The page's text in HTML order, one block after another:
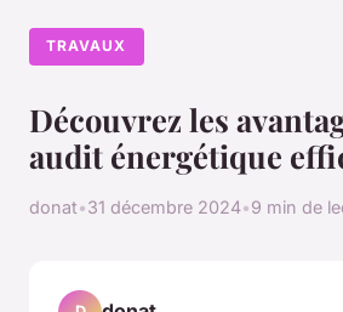
TRAVAUX
Découvrez les
audit énergétique
donat•31 décembre 2024•9 min de